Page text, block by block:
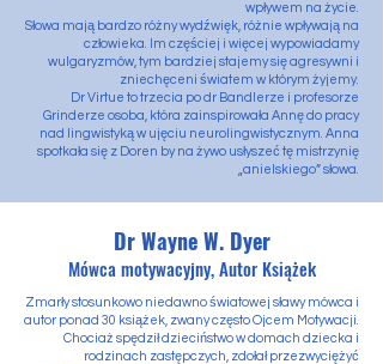
wpływem na życie.
Słowa mają bardzo różny wydźwięk, różnie wpływają na
człowieka. Im częściej i więcej wypowiadamy
wulgaryzmów, tym bardziej stajemy się agresywni i
zniechęceni światem w którym żyjemy.
Dr Virtue to trzecia po dr Bandlerze i profesorze
Grinderze osoba, która zainspirowała Annę do pracy
nad lingwistyką w ujęciu neurolingwistycznym. Anna
spotkała się z Doren by na żywo usłyszeć tę mistrzynię
„anielskiego” słowa.
Dr Wayne W. Dyer
Mówca motywacyjny, Autor Książek
Zmarły stosunkowo niedawno światowej sławy mówca i
autor ponad 30 książek, zwany często Ojcem Motywacji.
Chociaż spędził dzieciństwo w domach dziecka i
rodzinach zastępczych, zdołał przezwyciężyć